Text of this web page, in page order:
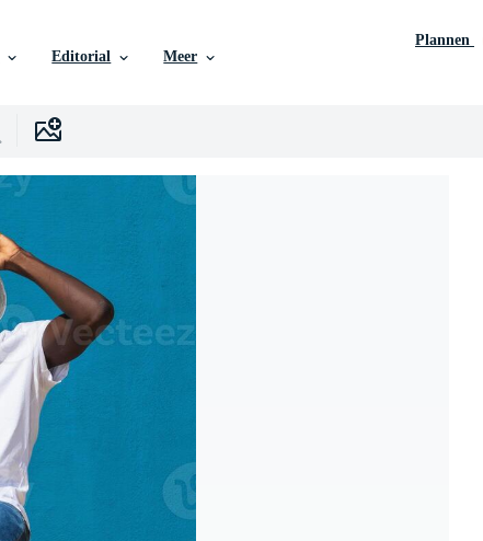
Editorial Meer
Plannen